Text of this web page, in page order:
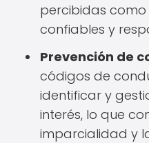
percibidas
confiables y
Prevención de
códigos de
identificar y
interés, lo que
imparcialidad y